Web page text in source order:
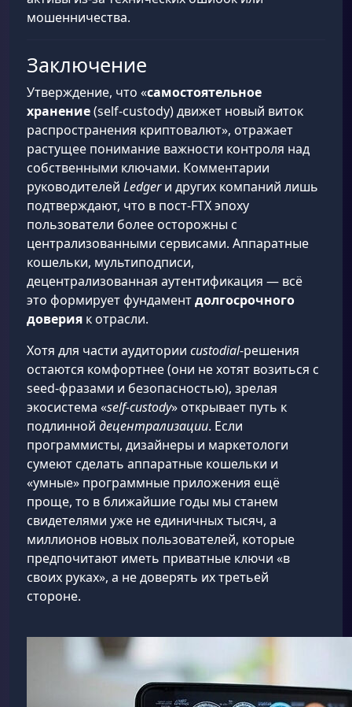
мошенничества.
Заключение
Утверждение, что «самостоятельное
хранение(self-custody) движет новый виток
распространения криптовалют», отражает
растущее понимание важности контроля над
собственными ключами. Комментарии
руководителей Ledgerи других компаний лишь
подтверждают, что в пост-FTX эпоху
пользователи более осторожны с
централизованными сервисами. Аппаратные
кошельки, мультиподписи,
децентрализованная аутентификация — всё
это формирует фундаментдолгосрочного
доверия к отрасли.
Хотя для части аудитории custodial-решения
остаются комфортнее (они не хотят возиться с
seed-фразами и безопасностью), зрелая
экосистема «self-custody» открывает путь к
подлинной децентрализации. Если
программисты, дизайнеры и маркетологи
сумеют сделать аппаратные кошельки и
«умные» программные приложения ещё
проще, то в ближайшие годы мы станем
свидетелями уже не единичных тысяч, а
миллионов новых пользователей, которые
предпочитают иметь приватные ключи «в
своих руках», а не доверять их третьей
стороне.